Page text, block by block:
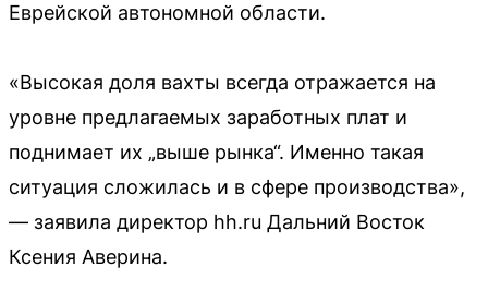
Еврейской автономной области.
«Высокая доля вахты всегда отражается на
уровне предлагаемых заработных плат и
поднимает их „выше рынка“. Именно такая
ситуация сложилась и в сфере производства»,
— заявила директор hh.ru Дальний Восток
Ксения Аверина.